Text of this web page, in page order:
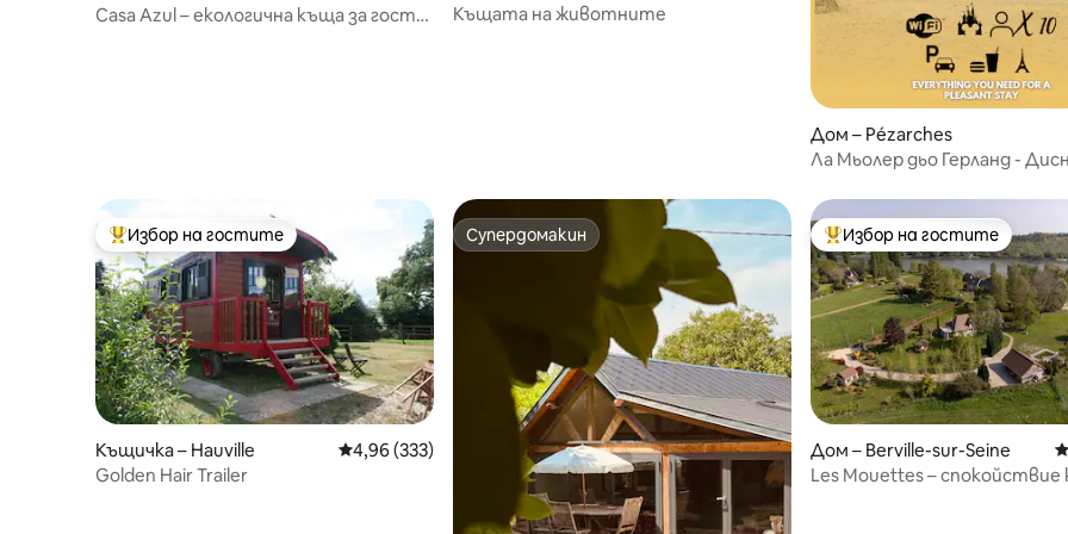
vrainvilliers
Casa Azul – екологична къща за гости
ffreville-la-Corbeline
Къщата на животните
Дом – Pézarches
Ла Мьолер дьо Герланд -
Най-популярен избор на гостите
Избор на гостите
Къщичка – Hauville Средна оценка: 4,96 от 5, 333 отзива
4,96 (333)
Golden Hair Trailer
Супердомакин
Супердомакин Най-популярен избор на
Избор на гостите
Дом – Berville-sur-Seine
Les Mouettes – спокойствие